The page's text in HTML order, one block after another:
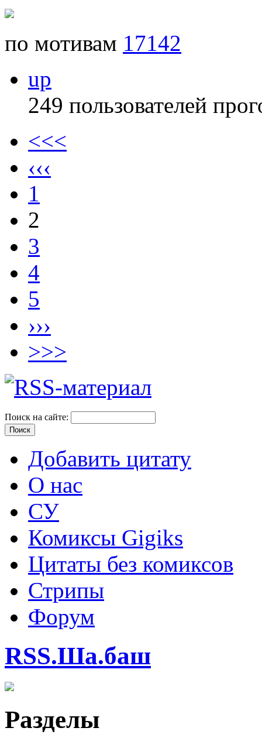
по мотивам 17142
up
249 пользователей
<<<
‹‹‹
1
2
3
4
5
›››
>>>
Поиск на сайте:
Добавить цитату
О нас
СУ
Комиксы Gigiks
Цитаты без комиксов
Стрипы
Форум
RSS.Ша.баш
Разделы